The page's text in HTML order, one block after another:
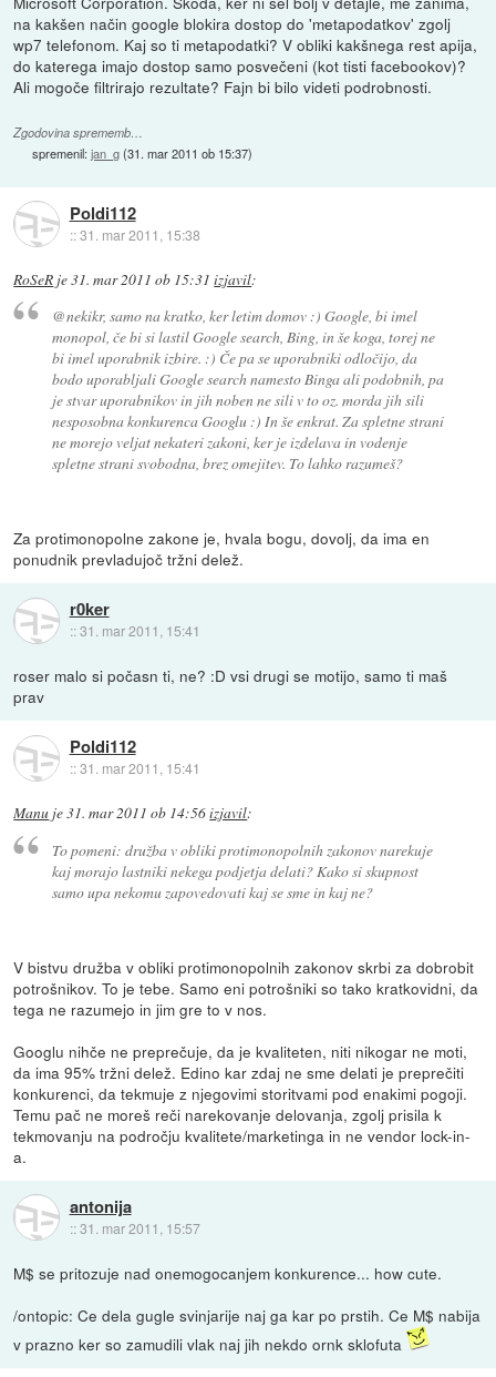
na kakšen način google blokira dostop do 'metapodatkov' zgolj
wp7 telefonom. Kaj so ti metapodatki? V obliki kakšnega rest apija,
do katerega imajo dostop samo posvečeni (kot tisti facebookov)?
Ali mogoče filtrirajo rezultate? Fajn bi bilo videti podrobnosti.
Zgodovina sprememb…
spremenil:jan_g(31. mar 2011 ob 15:37)
Poldi112
::31. mar 2011, 15:38
RoSeR je31. mar 2011 ob 15:31 izjavil:
@nekikr, samo na kratko, ker letim domov :) Google, bi imel
monopol, če bi si lastil Google search, Bing, in še koga, torej ne
bi imel uporabnik izbire. :) Če pa se uporabniki odločijo, da
bodo uporabljali Google search namesto Binga ali podobnih, pa
je stvar uporabnikov in jih noben ne sili v to oz. morda jih sili
nesposobna konkurenca Googlu :) In še enkrat. Za spletne strani
ne morejo veljat nekateri zakoni, ker je izdelava in vodenje
spletne strani svobodna, brez omejitev. To lahko razumeš?
Za protimonopolne zakone je, hvala bogu, dovolj, da ima en
ponudnik prevladujoč tržni delež.
r0ker
::31. mar 2011, 15:41
roser malo si počasn ti, ne? :D vsi drugi se motijo, samo ti maš
prav
Poldi112
::31. mar 2011, 15:41
Manu je31. mar 2011 ob 14:56izjavil:
To pomeni: družba v obliki protimonopolnih zakonov narekuje
kaj morajo lastniki nekega podjetja delati? Kako si skupnost
samo upa nekomu zapovedovati kaj se sme in kaj ne?
V bistvu družba v obliki protimonopolnih zakonov skrbi za dobrobit
potrošnikov. To je tebe. Samo eni potrošniki so tako kratkovidni, da
tega ne razumejo in jim gre to v nos.
Googlu nihče ne preprečuje, da je kvaliteten, niti nikogar ne moti,
da ima 95% tržni delež. Edino kar zdaj ne sme delati je preprečiti
konkurenci, da tekmuje z njegovimi storitvami pod enakimi pogoji.
Temu pač ne moreš reči narekovanje delovanja, zgolj prisila k
tekmovanju na področju kvalitete/marketinga in ne vendor lock-in-
a.
antonija
::31. mar 2011, 15:57
M$ se pritozuje nad onemogocanjem konkurence... how cute.
/ontopic: Ce dela gugle svinjarije naj ga kar po prstih. Ce M$ nabija
v prazno ker so zamudili vlak naj jih nekdo ornk sklofuta